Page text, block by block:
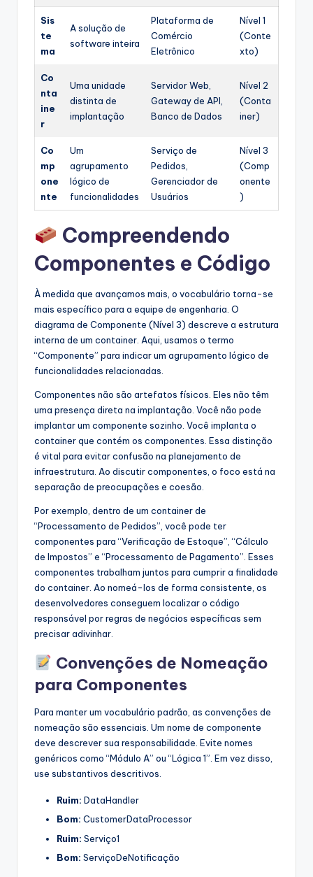
Sis
te
ma
A solução de
software inteira
Plataforma de
Comércio
Eletrônico
Nível 1
(Conte
xto)
Co
nta
ine
r
Uma unidade
distinta de
implantação
Servidor Web,
Gateway de API,
Banco de Dados
Nível 2
(Conta
iner)
Co
mp
one
nte
Um
agrupamento
lógico de
funcionalidades
Serviço de
Pedidos,
Gerenciador de
Usuários
Nível 3
(Comp
onente
)
Compreendendo
Componentes e Código
À medida que avançamos mais, o vocabulário torna-se
mais específico para a equipe de engenharia. O
diagrama de Componente (Nível 3) descreve a estrutura
interna de um container. Aqui, usamos o termo
“Componente” para indicar um agrupamento lógico de
funcionalidades relacionadas.
Componentes não são artefatos físicos. Eles não têm
uma presença direta na implantação. Você não pode
implantar um componente sozinho. Você implanta o
container que contém os componentes. Essa distinção
é vital para evitar confusão na planejamento de
infraestrutura. Ao discutir componentes, o foco está na
separação de preocupações e coesão.
Por exemplo, dentro de um container de
“Processamento de Pedidos”, você pode ter
componentes para “Verificação de Estoque”, “Cálculo
de Impostos” e “Processamento de Pagamento”. Esses
componentes trabalham juntos para cumprir a finalidade
do container. Ao nomeá-los de forma consistente, os
desenvolvedores conseguem localizar o código
responsável por regras de negócios específicas sem
precisar adivinhar.
Convenções de Nomeação
para Componentes
Para manter um vocabulário padrão, as convenções de
nomeação são essenciais. Um nome de componente
deve descrever sua responsabilidade. Evite nomes
genéricos como “Módulo A” ou “Lógica 1”. Em vez disso,
use substantivos descritivos.
Ruim: DataHandler
Bom: CustomerDataProcessor
Ruim: Serviço1
Bom: ServiçoDeNotificação